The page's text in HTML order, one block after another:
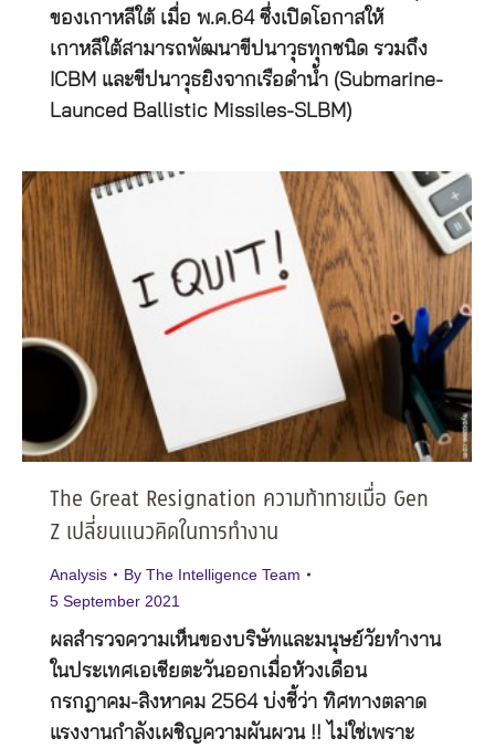
ของเกาหลีใต้ เมื่อ พ.ค.64 ซึ่งเปิดโอกาสให้
เกาหลีใต้สามารถพัฒนาขีปนาวุธทุกชนิด รวมถึง
ICBM และขีปนาวุธยิงจากเรือดำน้ำ (Submarine-
Launced Ballistic Missiles-SLBM)
The Great Resignation ความท้าทายเมื่อ Gen
Z เปลี่ยนแนวคิดในการทำงาน
Analysis By The Intelligence Team
5 September 2021
ผลสำรวจความเห็นของบริษัทและมนุษย์วัยทำงาน
ในประเทศเอเชียตะวันออกเมื่อห้วงเดือน
กรกฎาคม-สิงหาคม 2564 บ่งชี้ว่า ทิศทางตลาด
แรงงานกำลังเผชิญความผันผวน !! ไม่ใช่เพราะ